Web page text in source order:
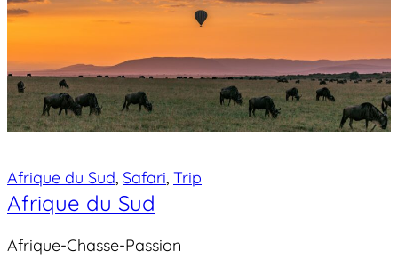
Afrique du Sud, Safari, Trip
Afrique du Sud
Afrique-Chasse-Passion